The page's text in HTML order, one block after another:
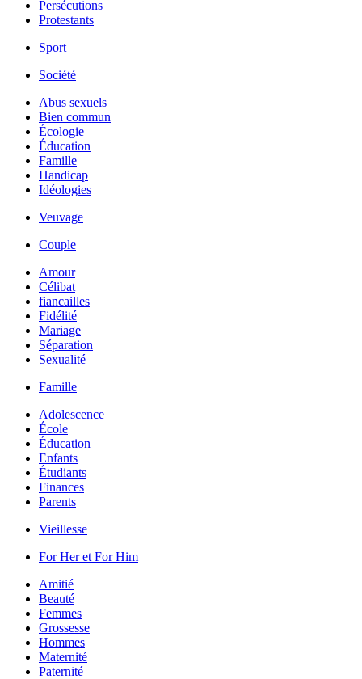
Persécutions
Protestants
Sport
Société
Abus sexuels
Bien commun
Écologie
Éducation
Famille
Handicap
Idéologies
Veuvage
Couple
Amour
Célibat
fiancailles
Fidélité
Mariage
Séparation
Sexualité
Famille
Adolescence
École
Éducation
Enfants
Étudiants
Finances
Parents
Vieillesse
For Her et For Him
Amitié
Beauté
Femmes
Grossesse
Hommes
Maternité
Paternité